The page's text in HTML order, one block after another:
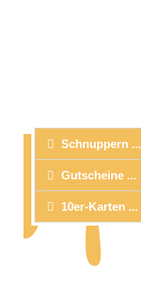
Schnuppern ...
Gutscheine ...
10er-Karten ...